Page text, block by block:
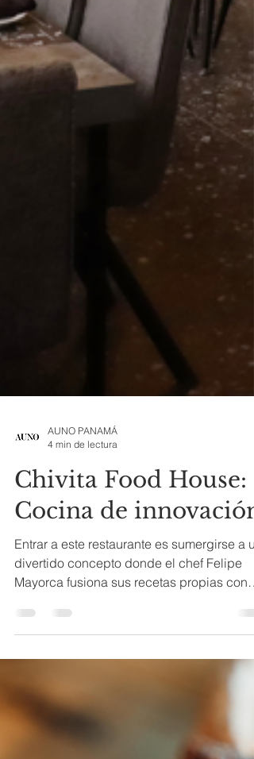
4 min de lectura
Chivita Food House:
Cocina de innovación
Entrar a este restaurante es sumergirse a un
divertido concepto donde el chef Felipe
Mayorca fusiona sus recetas propias con